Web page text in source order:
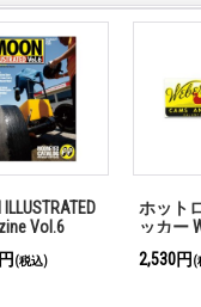
MOON ILLUSTRATED
Magazine Vol.5
1,026円